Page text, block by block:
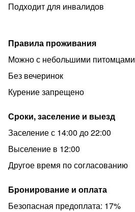
Подходит для инвалидов
Правила проживания
Можно с небольшими питомцами
Без вечеринок
Курение запрещено
Сроки, заселение и выезд
Заселение с 14:00 до 22:00
Выселение в 12:00
Другое время по согласованию
Бронирование и оплата
Безопасная предоплата: 17%